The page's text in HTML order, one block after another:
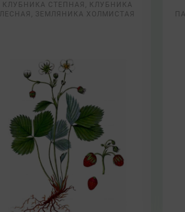
КЛУБНИКА СТЕПНАЯ, КЛУБНИКА
ЛЕСНАЯ, ЗЕМЛЯНИКА ХОЛМИСТАЯ